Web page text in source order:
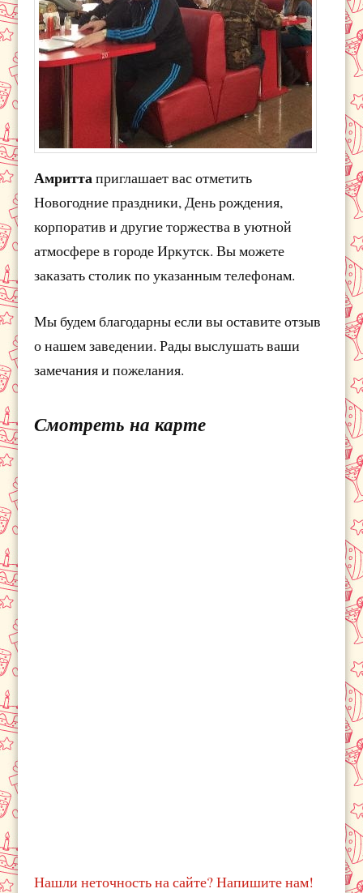
Амриттаприглашает вас отметить
Новогодние праздники, День рождения,
корпоратив и другие торжества в уютной
атмосфере в городе Иркутск. Вы можете
заказать столик по указанным телефонам.
Мы будем благодарны если вы оставите отзыв
о нашем заведении. Рады выслушать ваши
замечания и пожелания.
Смотреть на карте
Нашли неточность на сайте? Напишите нам!